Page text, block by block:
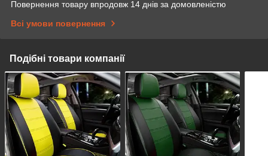
Повернення товару впродовж 14 днів за домовленістю
Всі умови повернення
Подібні товари компанії